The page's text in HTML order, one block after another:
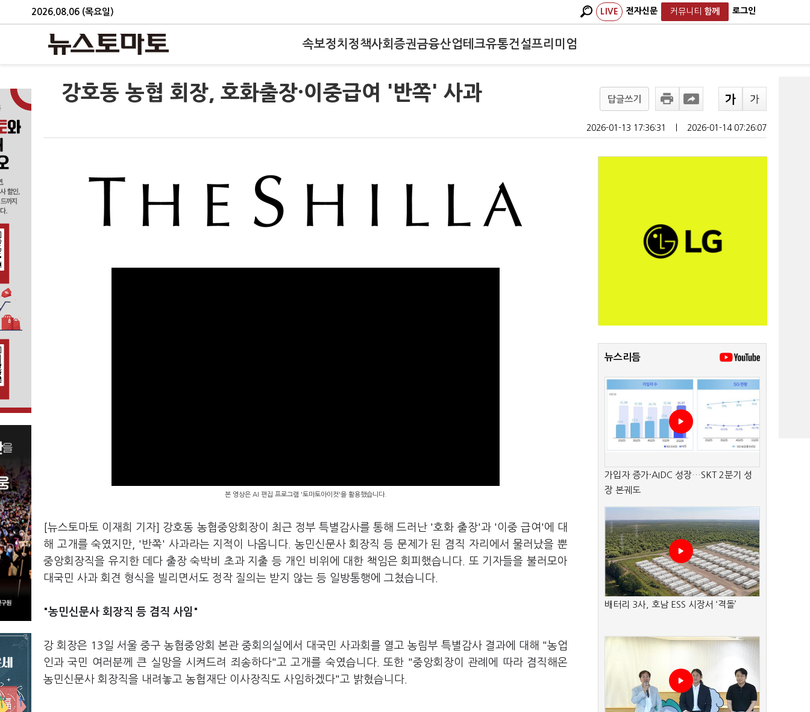
2026.08.06 (목요일) LIVE 전자신문 커뮤니티 함께 로그인
속보정치 정책사회 증권금융산업테크유통건설프리미엄
강호동 농협 회장, 호화출장·이중급여 '반쪽' 사과 답글쓰기
2026-01-13 17:36:31 2026-01-14 07:26:07
본 영상은 AI 편집 프로그램 '토마토아이컷'을 활용했습니다.
[뉴스토마토 이재희 기자] 강호동 농협중앙회장이 최근 정부 특별감사를 통해 드러난 '호화 출장'과 '이중 급여'에 대
해 고개를 숙였지만, '반쪽' 사과라는 지적이 나옵니다. 농민신문사 회장직 등 문제가 된 겸직 자리에서 물러났을 뿐
중앙회장직을 유지한 데다 출장 숙박비 초과 지출 등 개인 비위에 대한 책임은 회피했습니다. 또 기자들을 불러모아
대국민 사과 회견 형식을 빌리면서도 정작 질의는 받지 않는 등 일방통행에 그쳤습니다.
"농민신문사 회장직 등 겸직 사임"
강 회장은 13일 서울 중구 농협중앙회 본관 중회의실에서 대국민 사과회를 열고 농림부 특별감사 결과에 대해 "농업
인과 국민 여러분께 큰 실망을 시켜드려 죄송하다"고 고개를 숙였습니다. 또한 "중앙회장이 관례에 따라 겸직해온
농민신문사 회장직을 내려놓고 농협재단 이사장직도 사임하겠다"고 밝혔습니다.
뉴스리듬
가입자 증가·AIDC 성장…SKT 2분기 성
장 본궤도
배터리 3사, 호남 ESS 시장서 ‘격돌’